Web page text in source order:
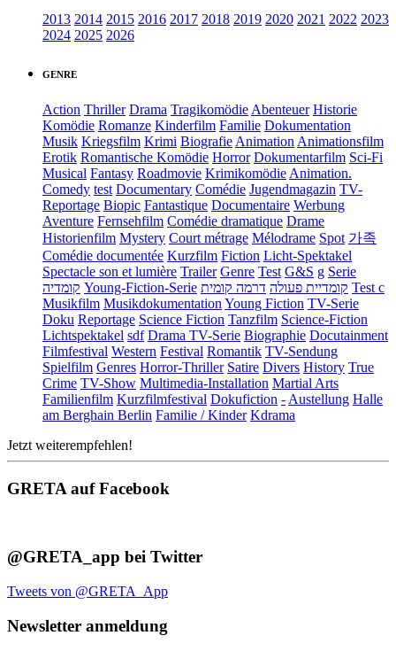
2013 2014 2015 2016 2017 2018 2019 2020 2021 2022 2023
2024 2025 2026
GENRE
Action Thriller Drama Tragikomödie Abenteuer Historie
Komödie Romanze Kinderfilm Familie Dokumentation
Musik Kriegsfilm Krimi Biografie Animation Animationsfilm
Erotik Romantische Komödie Horror Dokumentarfilm Sci-Fi
Musical Fantasy Roadmovie Krimikomödie Animation.
Comedy test Documentary Comédie Jugendmagazin TV-
Reportage Biopic Fantastique Documentaire Werbung
Aventure Fernsehfilm Comédie dramatique Drame
Historienfilm Mystery Court métrage Mélodrame Spot 가족
Comédie documentée Kurzfilm Fiction Licht-Spektakel
Spectacle son et lumière Trailer Genre Test G&S g Serie
קומדיה Young-Fiction-Serie קומדיית פעולה דרמה קומית
Test c
Musikfilm Musikdokumentation Young Fiction TV-Serie
Doku Reportage Science Fiction Tanzfilm Science-Fiction
Lichtspektakel sdf Drama TV-Serie Biographie Docutainment
Filmfestival Western Festival Romantik TV-Sendung
Spielfilm Genres Horror-Thriller Satire Divers History True
Crime TV-Show Multimedia-Installation Martial Arts
Familienfilm Kurzfilmfestival Dokufiction - Austellung Halle
am Berghain Berlin Familie / Kinder Kdrama
Jetzt weiterempfehlen!
GRETA auf Facebook
@GRETA_app bei Twitter
Tweets von @GRETA_App
Newsletter anmeldung